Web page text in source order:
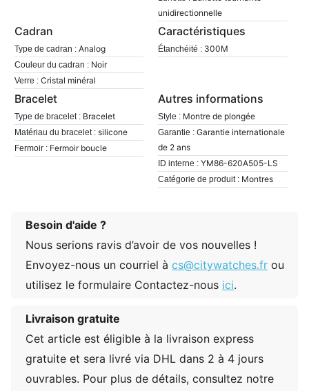
unidirectionnelle
Cadran
Type de cadran : Analog
Couleur du cadran : Noir
Verre : Cristal minéral
Caractéristiques
Étanchéité : 300M
Bracelet
Type de bracelet : Bracelet
Matériau du bracelet : silicone
Fermoir : Fermoir boucle
Autres informations
Style : Montre de plongée
Garantie : Garantie internationale
de 2 ans
ID interne : YM86-620A505-LS
Catégorie de produit : Montres
Besoin d'aide ?
Nous serions ravis d’avoir de vos nouvelles !
Envoyez-nous un courriel à cs@citywatches.fr ou
utilisez le formulaire Contactez-nous ici.
Livraison gratuite
Cet article est éligible à la livraison express
gratuite et sera livré via DHL dans 2 à 4 jours
ouvrables. Pour plus de détails, consultez notre